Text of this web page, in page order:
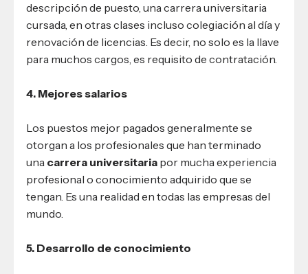
descripción de puesto, una carrera universitaria
cursada, en otras clases incluso colegiación al día y
renovación de licencias. Es decir, no solo es la llave
para muchos cargos, es requisito de contratación.
4. Mejores salarios
Los puestos mejor pagados generalmente se
otorgan a los profesionales que han terminado
una carrera universitaria por mucha experiencia
profesional o conocimiento adquirido que se
tengan. Es una realidad en todas las empresas del
mundo.
5. Desarrollo de conocimiento